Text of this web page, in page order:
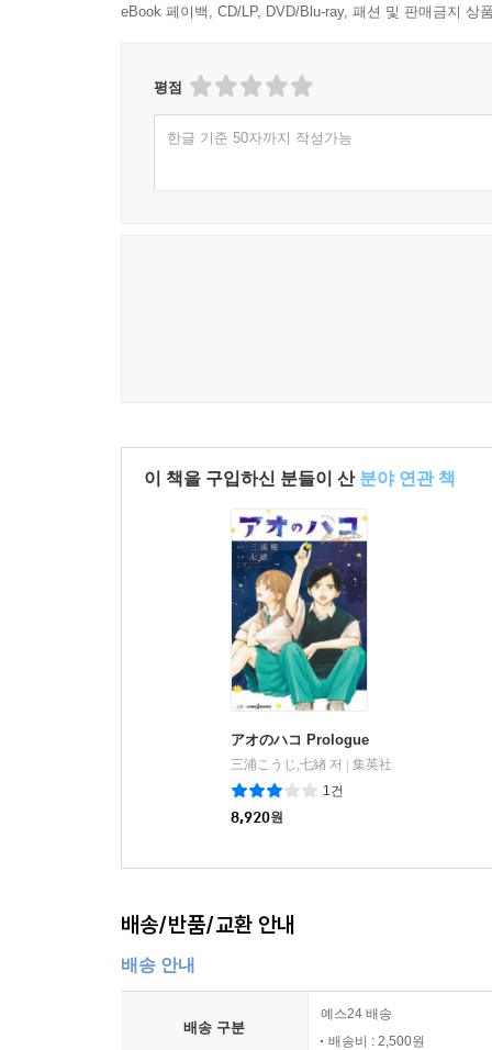
eBook 페이백, CD/LP, DVD/Blu-ray, 패션 및 판매금지 상
평점
한글 기준 50자까지 작성가능
이 책을 구입하신 분들이 산 분야 연관 책
アオのハコ Prologue
三浦こうじ,七緖 저
集英社
1건
8,920원
배송/반품/교환 안내
배송 안내
배송 구분
예스24 배송
배송비 : 2,500원